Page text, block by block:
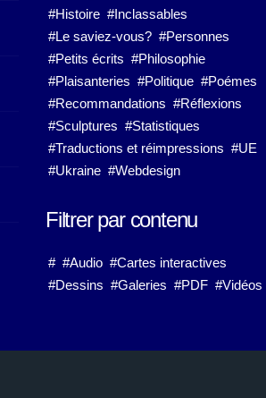
#Histoire #Inclassables
#Le saviez-vous? #Personnes
#Petits écrits #Philosophie
#Plaisanteries #Politique #Poémes
#Recommandations #Réflexions
#Sculptures #Statistiques
#Traductions et réimpressions #UE
#Ukraine #Webdesign
Filtrer par contenu
# #Audio #Cartes interactives
#Dessins #Galeries #PDF #Vidéos